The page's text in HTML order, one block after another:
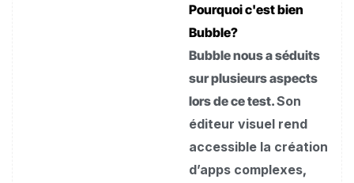
Pourquoi c'est bien
Bubble?
Bubble nous a séduits
sur plusieurs aspects
lors de ce test.Son
éditeur visuel rend
accessible la création
d’apps complexes,